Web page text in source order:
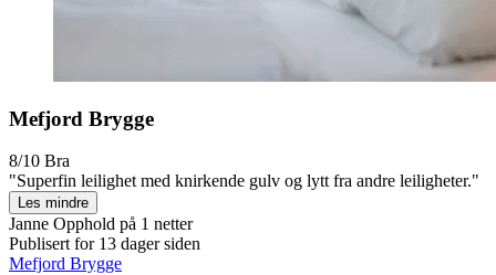
Mefjord Brygge
8/10 Bra
"Superfin leilighet med knirkende gulv og lytt fra andre leiligheter."
Les mindre
Janne Opphold på 1 netter
Publisert for 13 dager siden
Mefjord Brygge